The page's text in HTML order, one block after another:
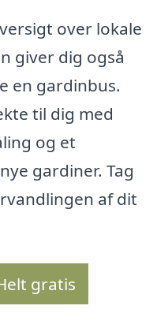
over lokale
giver dig også
en gardinbus.
til dig med
og et
gardiner. Tag
af dit
gratis